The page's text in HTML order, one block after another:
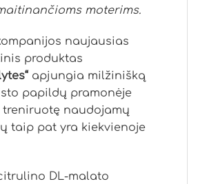
moterims.
naujausias
produktas
apjungia milžinišką
papildų pramonėje
naudojamų
taip pat yra kiekvienoje
DL-malato